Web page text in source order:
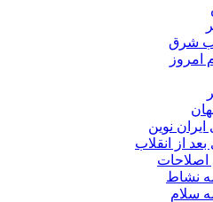
شرق
امروز
ایران نوین
از انقلاب
اصلاحات
نشاط
سلام